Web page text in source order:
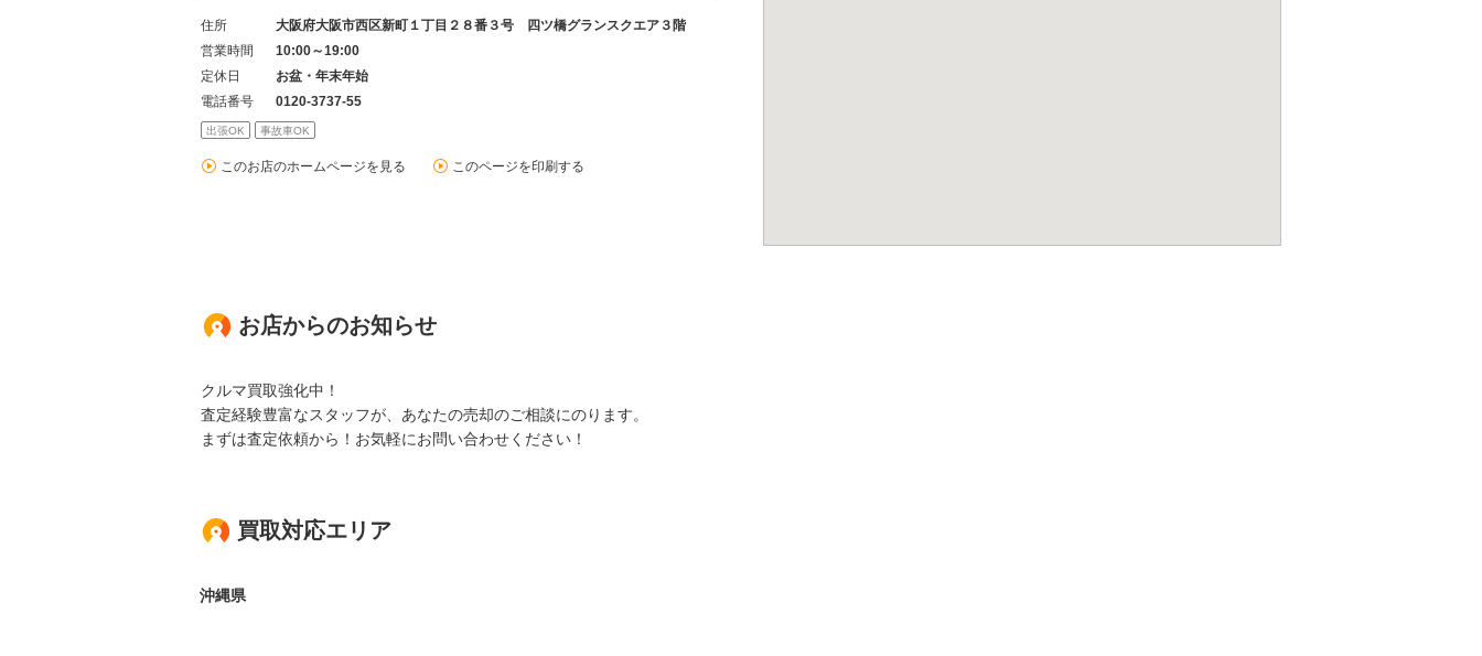
住所
大阪府大阪市西区新町１丁目２８番３号 四ツ橋グランスクエア３階
営業時間
10:00～19:00
定休日
お盆・年末年始
電話番号
0120-3737-55
出張OK 事故車OK
このお店のホームページを見る このページを印刷する
お店からのお知らせ
クルマ買取強化中！
査定経験豊富なスタッフが、あなたの売却のご相談にのります。
まずは査定依頼から！お気軽にお問い合わせください！
買取対応エリア
沖縄県